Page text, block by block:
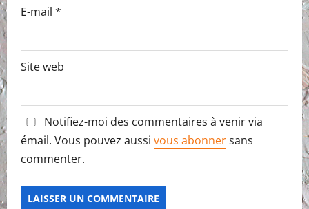
E-mail *
Site web
Notifiez-moi des commentaires à venir via
émail. Vous pouvez aussi vous abonnersans
commenter.